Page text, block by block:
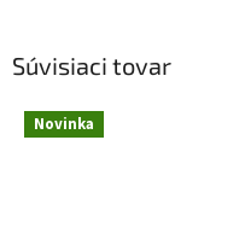
Súvisiaci tovar
Novinka